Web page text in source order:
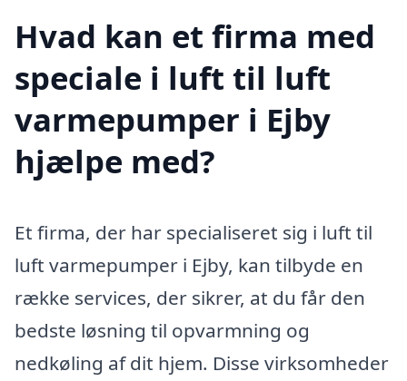
Hvad kan et firma med
speciale i luft til luft
varmepumper i Ejby
hjælpe med?
Et firma, der har specialiseret sig i luft til
luft varmepumper i Ejby, kan tilbyde en
række services, der sikrer, at du får den
bedste løsning til opvarmning og
nedkøling af dit hjem. Disse virksomheder